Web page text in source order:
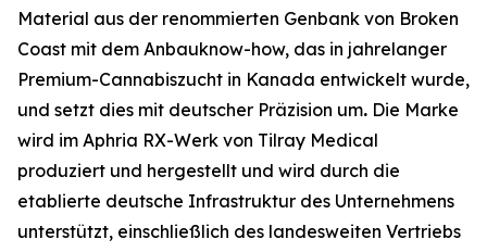
Material aus der renommierten Genbank von Broken
Coast mit dem Anbauknow-how, das in jahrelanger
Premium-Cannabiszucht in Kanada entwickelt wurde,
und setzt dies mit deutscher Präzision um. Die Marke
wird im Aphria RX-Werk von Tilray Medical
produziert und hergestellt und wird durch die
etablierte deutsche Infrastruktur des Unternehmens
unterstützt, einschließlich des landesweiten Vertriebs